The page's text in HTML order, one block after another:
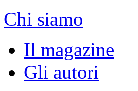
Chi siamo
Il magazine
Gli autori